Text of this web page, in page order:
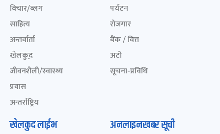
विचार/ब्लग
साहित्य
अन्तर्वार्ता
खेलकुद़़
जीवनशैली/स्वास्थ्य
प्रवास
अन्तर्राष्ट्रिय
पर्यटन
रोजगार
बैंक / वित्त
अटो
सूचना-प्रविधि
खेलकुद लाईभ अनलाइनखबर सूची